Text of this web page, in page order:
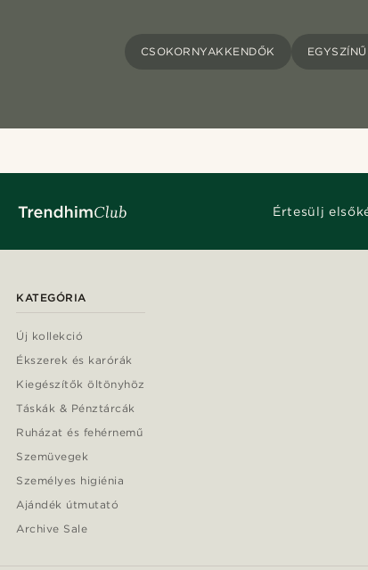
CSOKORNYAKKENDŐK
Értesülj
KATEGÓRIA
Új kollekció
Ékszerek és karórák
Kiegészítők öltönyhöz
Táskák & Pénztárcák
Ruházat és fehérnemű
Szemüvegek
Személyes higiénia
Ajándék útmutató
Archive Sale